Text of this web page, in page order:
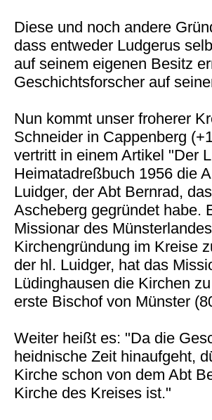
Diese und noch andere
dass entweder Ludgerus
auf seinem eigenen Besitz
Geschichtsforscher auf
Nun kommt unser froherer
Schneider in Cappenberg
vertritt in einem Artikel "Der
Heimatadreßbuch 1956 die
Luidger, der Abt Bernrad,
Ascheberg gegründet habe.
Missionar des
Kirchengründung im Kreise
der hl. Luidger, hat das
Lüdinghausen die Kirchen
erste Bischof von Münster
Weiter heißt es: "Da die
heidnische Zeit hinaufgeht,
Kirche schon von dem Abt
Kirche des Kreises ist."